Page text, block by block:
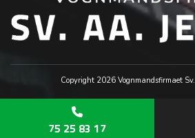
Copyright 2026 Vognmandsfirmaet
75 25 83 17